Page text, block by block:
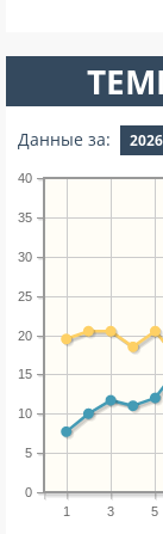
Данные за:
1 3 5
0
5
10
15
20
25
30
35
40